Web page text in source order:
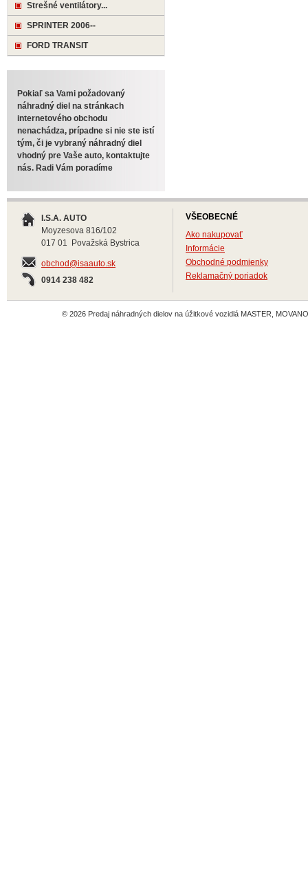
Strešné ventilátory...
SPRINTER 2006--
FORD TRANSIT
Pokiaľ sa Vami požadovaný
náhradný diel na stránkach
internetového obchodu
nenachádza, prípadne si nie ste istí
tým, či je vybraný náhradný diel
vhodný pre Vaše auto, kontaktujte
nás. Radi Vám poradíme
I.S.A. AUTO
Moyzesova 816/102
017 01 Považská Bystrica
obchod@isaauto.sk
0914 238 482
VŠEOBECNÉ
Ako nakupovať
Informácie
Obchodné podmienky
Reklamačný poriadok
© 2026 Predaj náhradných dielov na úžitkové vozidlá MASTER,